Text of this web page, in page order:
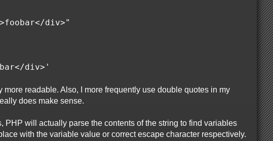
div>"
div>'
readable. Also, I more frequently use double quotes in my
does make sense.
PHP will actually parse the contents of the string to find variables
with the variable value or correct escape character respectively.